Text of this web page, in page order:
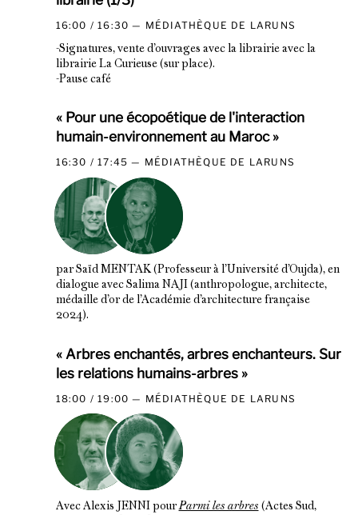
16:00 / 16:30 MÉDIATHÈQUE DE LARUNS
-Signatures, vente d’ouvrages avec la librairie avec la
librairie La Curieuse (sur place).
-Pause café
« Pour une écopoétique de l'interaction
humain-environnement au Maroc »
16:30 / 17:45 MÉDIATHÈQUE DE LARUNS
par Saïd MENTAK (Professeur à l’Université d’Oujda), en
dialogue avec Salima NAJI (anthropologue, architecte,
médaille d’or de l’Académie d’architecture française
2024).
« Arbres enchantés, arbres enchanteurs. Sur
les relations humains-arbres »
18:00 / 19:00 MÉDIATHÈQUE DE LARUNS
Avec Alexis JENNI pourParmi les arbres (Actes Sud,